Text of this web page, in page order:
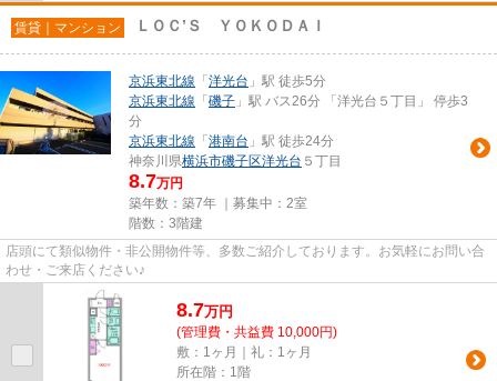
賃貸｜マンション ＬＯＣ’Ｓ ＹＯＫＯＤＡＩ
京浜東北線 「 洋光台 」駅 徒歩5分
京浜東北線 「 磯子 」駅 バス26分 「洋光台５丁目」 停歩3
分
京浜東北線 「 港南台 」駅 徒歩24分
神奈川県横浜市磯子区洋光台 ５丁目
8.7万円
築年数：築7年 ｜募集中： 2室
階数：3階建
店頭にて類似物件・非公開物件等、多数ご紹介しております。お気軽にお問い合
わせ・ご来店ください♪
8.7万円
(管理費・共益費 10,000円)
敷：1ヶ月｜礼：1ヶ月
所在階：1階